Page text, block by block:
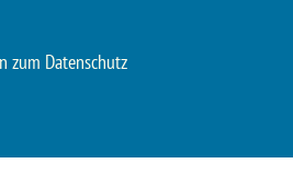
zum Datenschutz